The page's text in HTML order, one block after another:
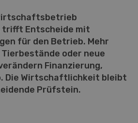
trifft Entscheide mit
für den Betrieb. Mehr
oder neue
Finanzierung,
Die Wirtschaftlichkeit bleibt
Prüfstein.